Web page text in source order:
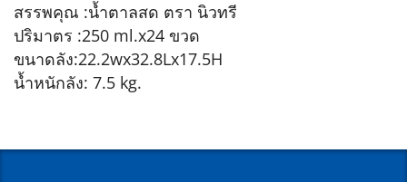
สรรพคุณ :น้ำตาลสด ตรา นิวทรี
ปริมาตร :250 ml.x24 ขวด
ขนาดลัง:22.2wx32.8Lx17.5H
น้ำหนักลัง: 7.5 kg.